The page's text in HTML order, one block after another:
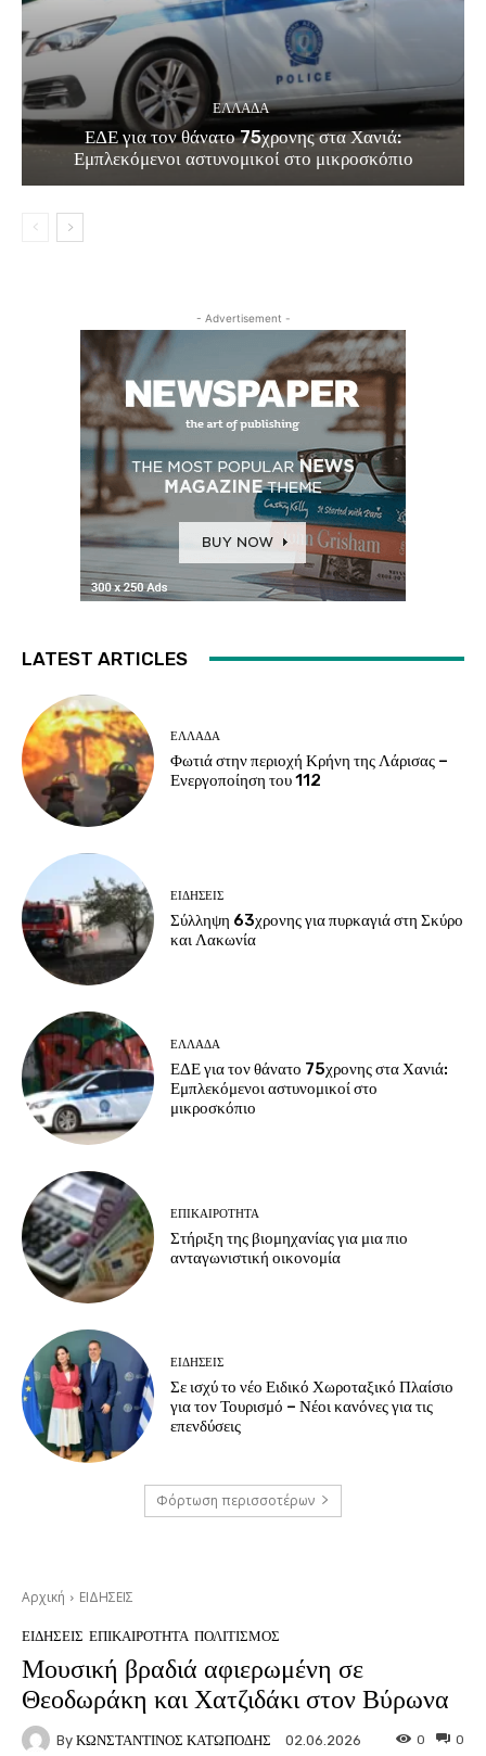
ΕΛΛΑΔΑ
ΕΔΕ για τον θάνατο 75χρονης στα Χανιά:
Εμπλεκόμενοι αστυνομικοί στο μικροσκόπιο
- Advertisement -
LATEST ARTICLES
ΕΛΛΑΔΑ
Φωτιά στην περιοχή Κρήνη της Λάρισας –
Ενεργοποίηση του 112
ΕΙΔΗΣΕΙΣ
Σύλληψη 63χρονης για πυρκαγιά στη Σκύρο
και Λακωνία
ΕΛΛΑΔΑ
ΕΔΕ για τον θάνατο 75χρονης στα Χανιά:
Εμπλεκόμενοι αστυνομικοί στο
μικροσκόπιο
ΕΠΙΚΑΙΡΟΤΗΤΑ
Στήριξη της βιομηχανίας για μια πιο
ανταγωνιστική οικονομία
ΕΙΔΗΣΕΙΣ
Σε ισχύ το νέο Ειδικό Χωροταξικό Πλαίσιο
για τον Τουρισμό – Νέοι κανόνες για τις
επενδύσεις
Φόρτωση περισσοτέρων